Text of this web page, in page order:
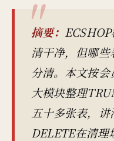
摘要：
清干净，但哪
分清。本文按
大模块整理
五十多张表，
DELETE在清